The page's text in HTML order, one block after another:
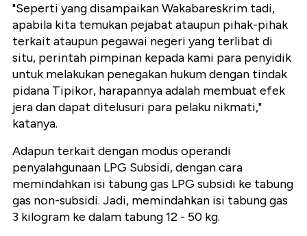
"Seperti yang disampaikan Wakabareskrim tadi,
apabila kita temukan pejabat ataupun pihak-pihak
terkait ataupun pegawai negeri yang terlibat di
situ, perintah pimpinan kepada kami para penyidik
untuk melakukan penegakan hukum dengan tindak
pidana Tipikor, harapannya adalah membuat efek
jera dan dapat ditelusuri para pelaku nikmati,"
katanya.
Adapun terkait dengan modus operandi
penyalahgunaan LPG Subsidi, dengan cara
memindahkan isi tabung gas LPG subsidi ke tabung
gas non-subsidi. Jadi, memindahkan isi tabung gas
3 kilogram ke dalam tabung 12 - 50 kg.